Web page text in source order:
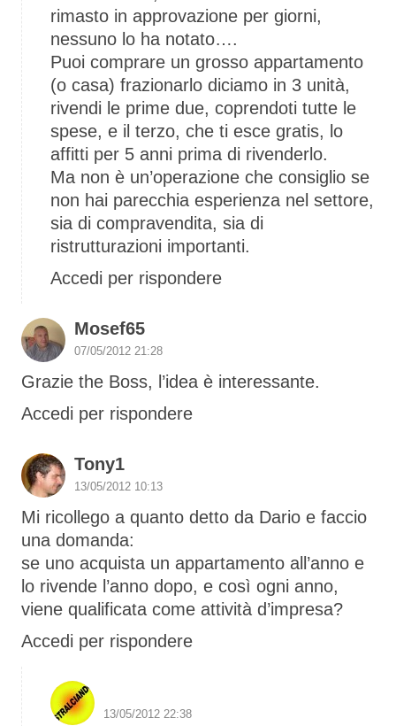
rimasto in approvazione per giorni,
nessuno lo ha notato….
Puoi comprare un grosso appartamento
(o casa) frazionarlo diciamo in 3 unità,
rivendi le prime due, coprendoti tutte le
spese, e il terzo, che ti esce gratis, lo
affitti per 5 anni prima di rivenderlo.
Ma non è un’operazione che consiglio se
non hai parecchia esperienza nel settore,
sia di compravendita, sia di
ristrutturazioni importanti.
Accedi per rispondere
Mosef65
07/05/2012 21:28
Grazie the Boss, l’idea è interessante.
Accedi per rispondere
Tony1
13/05/2012 10:13
Mi ricollego a quanto detto da Dario e faccio
una domanda:
se uno acquista un appartamento all’anno e
lo rivende l’anno dopo, e così ogni anno,
viene qualificata come attività d’impresa?
Accedi per rispondere
13/05/2012 22:38